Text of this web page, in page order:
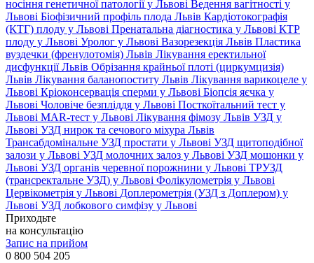
носіння генетичної патології у Львові Ведення вагітності у
Львові Біофізичний профіль плода Львів Кардіотокографія
(КТГ) плоду у Львові Пренатальна діагностика у Львові КТР
плоду у Львові Уролог у Львові Вазорезекція Львів Пластика
вуздечки (френулотомія) Львів Лікування еректильної
дисфункції Львів Обрізання крайньої плоті (циркумцизія)
Львів Лікування баланопоститу Львів Лікування варикоцеле у
Львові Кріоконсервація сперми у Львові Біопсія яєчка у
Львові Чоловіче безпліддя у Львові Посткоїтальний тест у
Львові MAR-тест у Львові Лікування фімозу Львів УЗД у
Львові УЗД нирок та сечового міхура Львів
Трансабдомінальне УЗД простати у Львові УЗД щитоподібної
залози у Львові УЗД молочних залоз у Львові УЗД мошонки у
Львові УЗД органів черевної порожнини у Львові ТРУЗД
(трансректальне УЗД) у Львові Фолікулометрія у Львові
Цервікометрія у Львові Доплерометрія (УЗД з Доплером) у
Львові УЗД лобкового симфізу у Львові
Приходьте
на консультацію
Запис на прийом
0 800 504 205